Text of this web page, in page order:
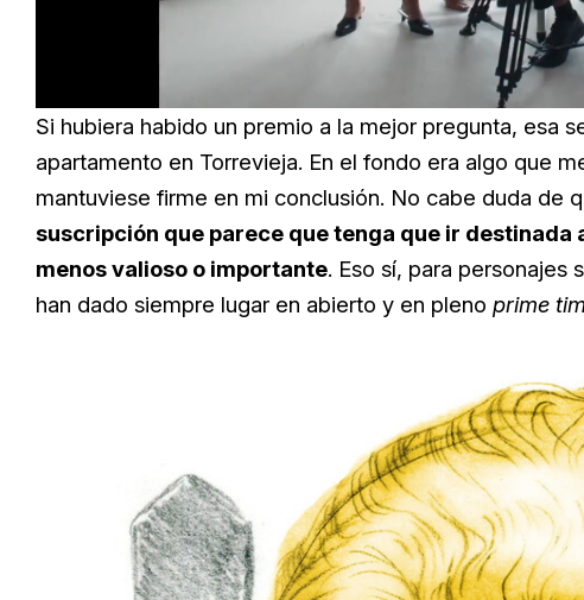
Loaded :
66.12%
Si hubiera habido un premio a la mejor pregunta, esa
apartamento en Torrevieja. En el fondo era algo que
mantuviese firme en mi conclusión. No cabe duda de
suscripción que parece que tenga que ir destinada
menos valioso o importante. Eso sí, para personajes
han dado siempre lugar en abierto y en pleno prime